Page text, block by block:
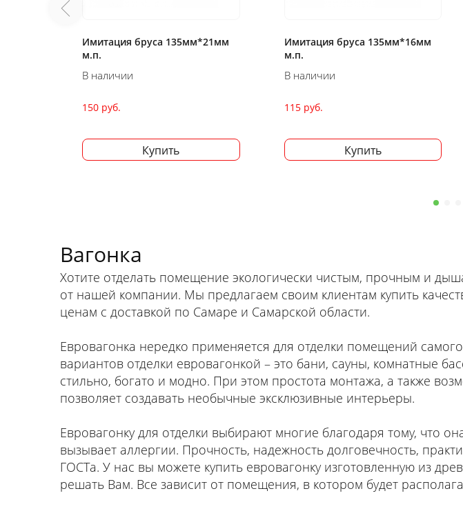
Имитация бруса 135мм*16мм
м.п.
В наличии
115 руб.
Купить
Имитация бруса 185мм*21мм
м.п.
В наличии
210 руб.
Купить
Вагонка
Хотите отделать помещение экологически чистым, прочным и
от нашей компании. Мы предлагаем своим клиентам купить
ценам с доставкой по Самаре и Самарской области.
Евровагонка нередко применяется для отделки помещений
вариантов отделки евровагонкой – это бани, сауны, комнатные
стильно, богато и модно. При этом простота монтажа, а также
позволяет создавать необычные эксклюзивные интерьеры.
Евровагонку для отделки выбирают многие благодаря тому, что
вызывает аллергии. Прочность, надежность долговечность,
ГОСТа. У нас вы можете купить евровагонку изготовленную из
решать Вам. Все зависит от помещения, в котором будет